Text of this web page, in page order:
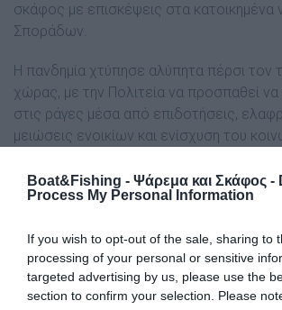
Boat&Fishing - Ψάρεμα και Σκάφος -
Process My Personal Information
If you wish to opt-out of the sale, sharing to
processing of your personal or sensitive
targeted advertising by us, please use the
section to confirm your selection. Please
σκάφος με επισκέψεις στα κατοικημένα
Σποράδων.
Η πανδημία χτύπησε αλύπητα πέρσι τον
χώρας, με την Πολιτεία να προσπαθεί να
στις ράγες μέσα από επιδοτήσεις,
μειώσεις ενοικίων και ενίσχυση του
Την ίδια ώρα, οι επαγγελματίες του
μεταφορά επιβατών στις Βόρειες
γνωρίζουν ότι και τη φετινή σεζόν θα
«Ξύπνησε μετά από 20 χρόνια που δεν